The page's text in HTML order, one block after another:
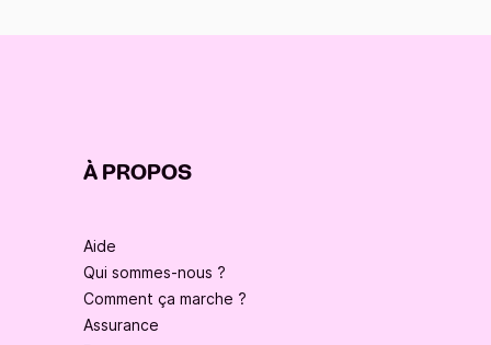
À PROPOS
Aide
Qui sommes-nous ?
Comment ça marche ?
Assurance